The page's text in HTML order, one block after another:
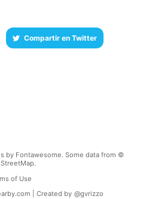
Compartir en Twitter
by Fontawesome. Some data from ©
of Use
| Created by @gvrizzo